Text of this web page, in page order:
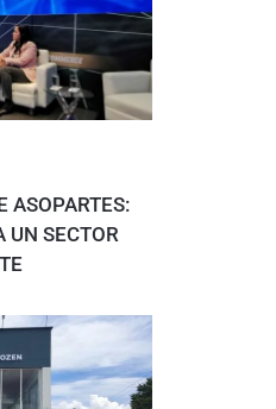
ASOPARTES:
UN SECTOR